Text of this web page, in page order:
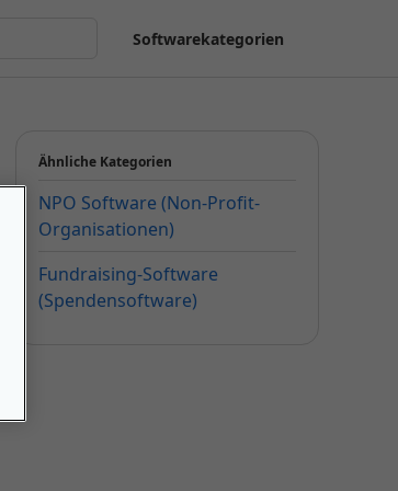
Softwarekategorien
Ähnliche Kategorien
NPO Software (Non-Profit-
Organisationen)
Fundraising-Software
(Spendensoftware)